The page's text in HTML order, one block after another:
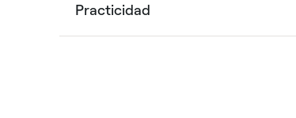
Practicidad